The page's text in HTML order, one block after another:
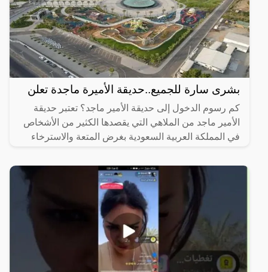
بشرى سارة للجميع..حديقة الأميرة ماجدة تعلن
كم رسوم الدخول إلى حديقة الأمير ماجد؟ تعتبر حديقة
الأمير ماجد من الملاهي التي يقصدها الكثير من الأشخاص
في المملكة العربية السعودية بغرض المتعة والاسترخاء